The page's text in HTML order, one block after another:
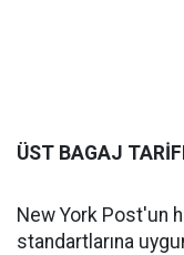
ÜST BAGAJ
New York Post'un
standartlarına